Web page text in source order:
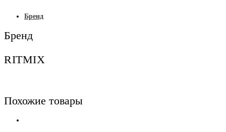
USB
Бренд
Бренд
RITMIX
Похожие товары